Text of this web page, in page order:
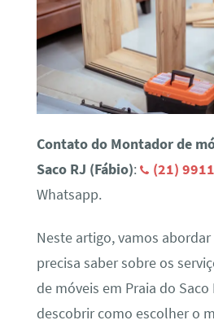
Contato do Montador de
Saco RJ (Fábio):
(21)
Whatsapp.
Neste artigo, vamos
precisa saber sobre os
de móveis em Praia do Saco
descobrir como escolher o